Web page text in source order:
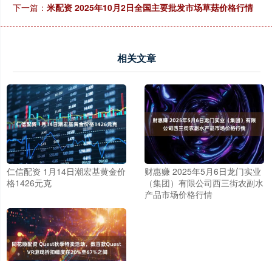
下一篇： 米配资 2025年10月2日全国主要批发市场草菇价格行情
相关文章
仁信配资 1月14日潮宏基黄金价
格1426元克
财惠赚 2025年5月6日龙门实业
（集团）有限公司西三街农副水
产品市场价格行情